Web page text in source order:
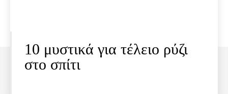
10 μυστικά για τέλειο ρύζι
στο σπίτι